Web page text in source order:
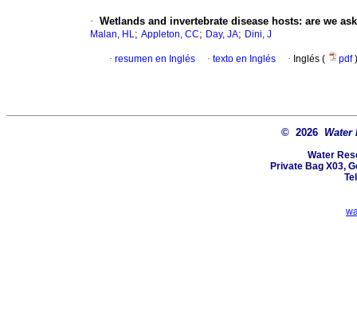
· Wetlands and invertebrate disease hosts: are we
Malan, HL; Appleton, CC; Day, JA; Dini, J
· resumen en Inglés · texto en Inglés · Inglés ( pdf)
© 2026 Water
Water
Private Bag X03,